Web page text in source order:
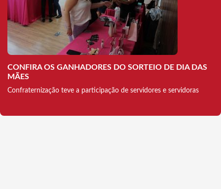
CONFIRA OS GANHADORES DO SORTEIO DE DIA DAS
MÃES
Confraternização teve a participação de servidores e servidoras